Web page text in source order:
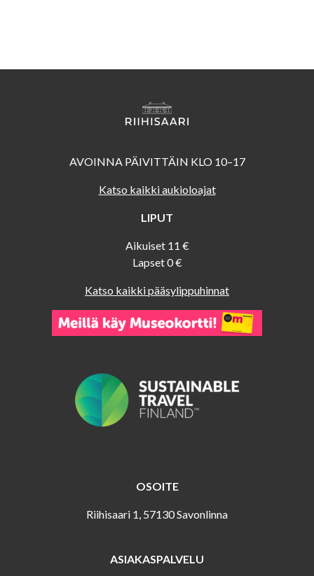
AVOINNA PÄIVITTÄIN KLO 10–17
Katso kaikki aukioloajat
LIPUT
Aikuiset 11 €
Lapset 0 €
Katso kaikki pääsylippuhinnat
OSOITE
Riihisaari 1, 57130 Savonlinna
ASIAKASPALVELU